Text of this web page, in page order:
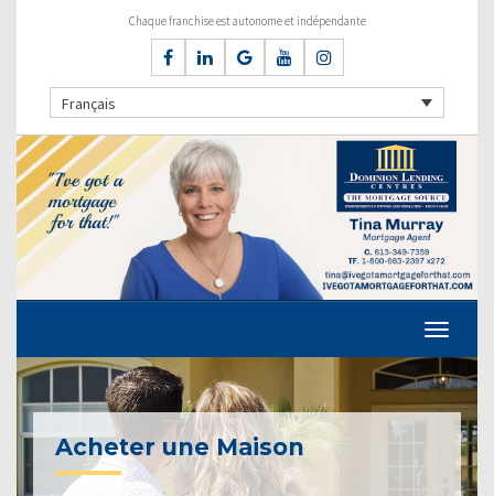
Chaque franchise est autonome et indépendante
Français
Acheter une Maison